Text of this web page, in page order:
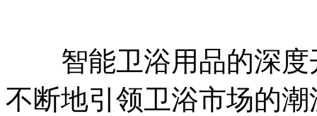
智能卫浴用品的深度
不断地引领卫浴市场的